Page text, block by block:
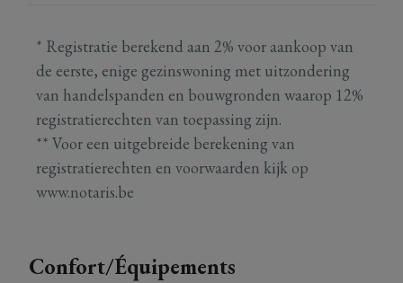
* Registratie berekend aan 2% voor aankoop van
de eerste, enige gezinswoning met uitzondering
van handelspanden en bouwgronden waarop 12%
registratierechten van toepassing zijn.
** Voor een uitgebreide berekening van
registratierechten en voorwaarden kijk op
www.notaris.be
Confort/Équipements